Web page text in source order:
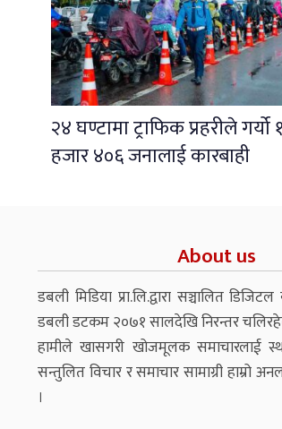
२४ घण्टामा ट्राफिक प्रहरीले गर्यो १
हजार ४०६ जनालाई कारबाही
About us
डबली मिडिया प्रा.लि.द्वारा सञ्चालित
डबली डटकम २०७१ सालदेखि निरन्तर
हामीले खासगरी खोजमूलक समाचारलाई
सन्तुलित विचार र समाचार सामाग्री हाम्रो
।